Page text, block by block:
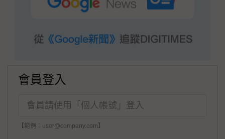
會員登入
【範例：user@company.com】